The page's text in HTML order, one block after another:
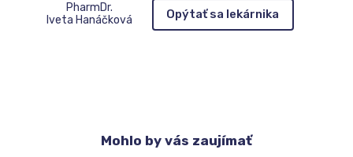
PharmDr.
Iveta Hanáčková
Opýtať sa lekárnika
Mohlo by vás zaujímať